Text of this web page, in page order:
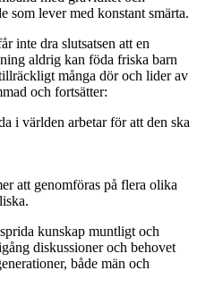
som lever med konstant smärta.
inte dra slutsatsen att en
aldrig kan föda friska barn
många dör och lider av
och fortsätter:
i världen arbetar för att den ska
att genomföras på flera olika
kunskap muntligt och
diskussioner och behovet
både män och